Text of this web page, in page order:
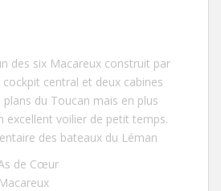
des six Macareux construit par
cockpit central et deux cabines
du Toucan mais en plus
excellent voilier de petit temps.
des bateaux du Léman
de Cœur
Macareux